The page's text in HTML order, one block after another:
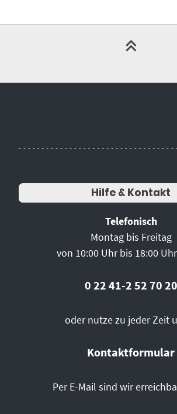
Hilfe & Kontakt
Telefonisch
Montag bis Freitag
von 10:00 Uhr bis 18:00
0 22 41-2 52 70 20
oder nutze zu jeder Zeit
Kontaktformular
Per E-Mail sind wir